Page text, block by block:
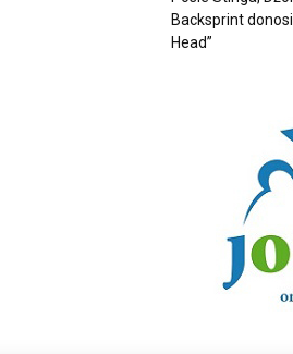
Backsprint
Head”